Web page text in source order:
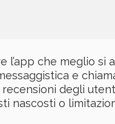
l’app che meglio si
e
degli
nascosti o